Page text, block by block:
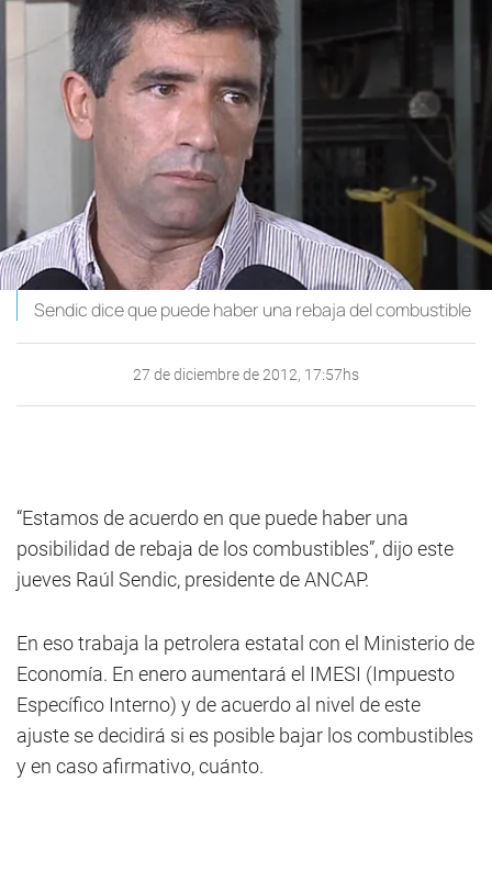
Sendic dice que puede haber una rebaja del combustible
27 de diciembre de 2012, 17:57hs
“Estamos de acuerdo en que puede haber una
posibilidad de rebaja de los combustibles”, dijo este
jueves Raúl Sendic, presidente de ANCAP.
En eso trabaja la petrolera estatal con el Ministerio de
Economía. En enero aumentará el IMESI (Impuesto
Específico Interno) y de acuerdo al nivel de este
ajuste se decidirá si es posible bajar los combustibles
y en caso afirmativo, cuánto.